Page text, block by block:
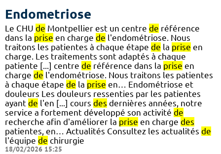
Endometriose
Le CHU de Montpellier est un centre de référence
dans la prise en charge de l'endométriose. Nous
traitons les patientes à chaque étape de la prise en
charge. Les traitements sont adaptés à chaque
patiente [...] centre de référence dans la prise en
charge de l'endométriose. Nous traitons les patientes
à chaque étape de la prise en… Endométriose et
douleurs Les douleurs ressenties par les patientes
ayant de l'en [...] cours des dernières années, notre
service a fortement développé son activité de
recherche afin d'améliorer la prise en charge des
patientes, en… Actualités Consultez les actualités de
l'équipe de chirurgie
18/02/2026 15:25